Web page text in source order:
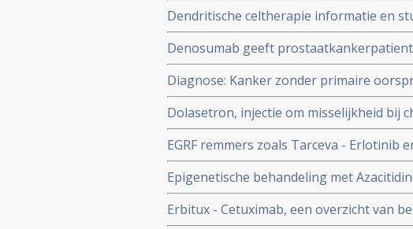
Dendritische celtherapie informatie en
Denosumab geeft
tijd tot zich botuitzaaiingen voordoen,
Diagnose: Kanker zonder primaire
diagnostiek, maar kans op overlijden
Dolasetron, injectie om misselijkheid bij
hartfalen, waarschuwt de FDA.
dosis.
EGRF remmers zoals Tarceva - Erlotinib
Epigenetische behandeling met
niet-klein-cellige longkanker
Erbitux - Cetuximab, een overzicht van